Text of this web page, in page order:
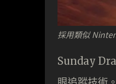
採用類似
Sunday